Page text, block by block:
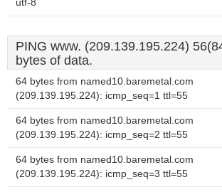
utf-8
PING www. (209.139.195.224)
bytes of data.
64 bytes from named10.baremetal.com
(209.139.195.224): icmp_seq=1 ttl=55
64 bytes from named10.baremetal.com
(209.139.195.224): icmp_seq=2 ttl=55
64 bytes from named10.baremetal.com
(209.139.195.224): icmp_seq=3 ttl=55